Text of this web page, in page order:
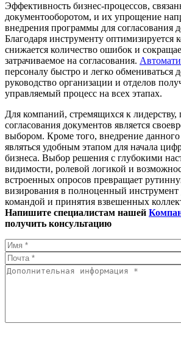
Эффективность бизнес-процессов,
документооборотом, и их упрощение
внедрения программы для согласования
Благодаря инструменту оптимизируется
снижается количество ошибок и
затрачиваемое на согласования.
персоналу быстро и легко обмениваться
руководство организации и отделов
управляемый процесс на всех этапах.
Для компаний, стремящихся к лидерству,
согласования документов является
выбором. Кроме того, внедрение
являться удобным этапом для начала
бизнеса. Выбор решения с глубокими
видимости, ролевой логикой и
встроенных опросов превращает
визирования в полноценный инструмент
командой и принятия взвешенных
Напишите специалистам нашей
получить консультацию